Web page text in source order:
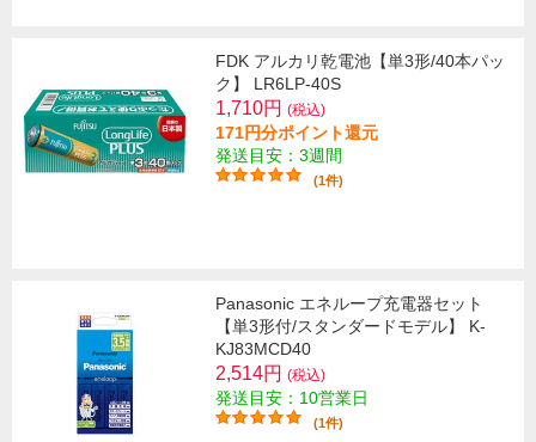
FDK アルカリ乾電池【単3形/40本パッ
ク】 LR6LP-40S
1,710円 (税込)
171円分ポイント還元
発送目安：3週間
(1件)
Panasonic エネループ充電器セット
【単3形付/スタンダードモデル】 K-
KJ83MCD40
2,514円 (税込)
発送目安：10営業日
(1件)